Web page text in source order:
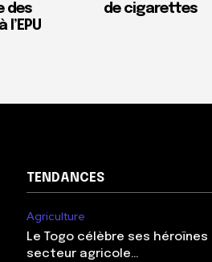
des
de cigarettes
TENDANCES
Agriculture
Le Togo célèbre ses héroïnes
secteur agricole…